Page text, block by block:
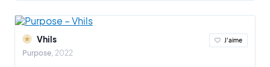
Vhils
Purpose 2022
J'aime